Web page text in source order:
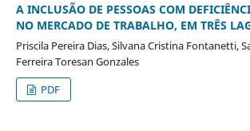
A INCLUSÃO DE PESSOAS COM
NO MERCADO DE TRABALHO, EM TRÊS
Priscila Pereira Dias, Silvana Cristina Fontanetti,
Ferreira Toresan Gonzales
PDF